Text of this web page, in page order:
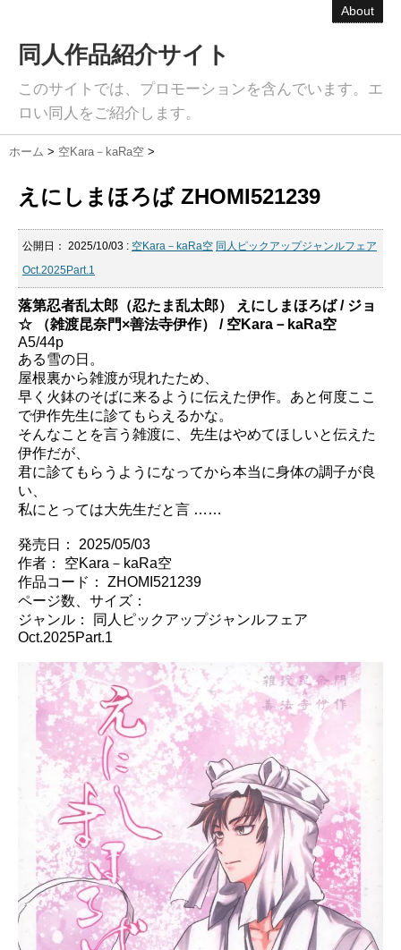
About
同人作品紹介サイト
このサイトでは、プロモーションを含んでいます。エ
ロい同人をご紹介します。
ホーム > 空Kara－kaRa空 >
えにしまほろば ZHOMI521239
公開日： 2025/10/03 : 空Kara－kaRa空 同人ピックアップジャンルフェア
Oct.2025Part.1
落第忍者乱太郎（忍たま乱太郎） えにしまほろば / ジョ
☆ （雑渡昆奈門×善法寺伊作） / 空Kara－kaRa空
A5/44p
ある雪の日。
屋根裏から雑渡が現れたため、
早く火鉢のそばに来るように伝えた伊作。あと何度ここ
で伊作先生に診てもらえるかな。
そんなことを言う雑渡に、先生はやめてほしいと伝えた
伊作だが、
君に診てもらうようになってから本当に身体の調子が良
い、
私にとっては大先生だと言 ……
発売日： 2025/05/03
作者： 空Kara－kaRa空
作品コード： ZHOMI521239
ページ数、サイズ：
ジャンル： 同人ピックアップジャンルフェア
Oct.2025Part.1